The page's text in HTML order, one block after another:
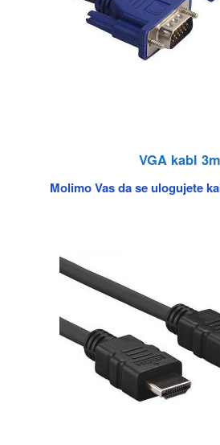
VGA kabl 3m
Molimo Vas da se ulogujete